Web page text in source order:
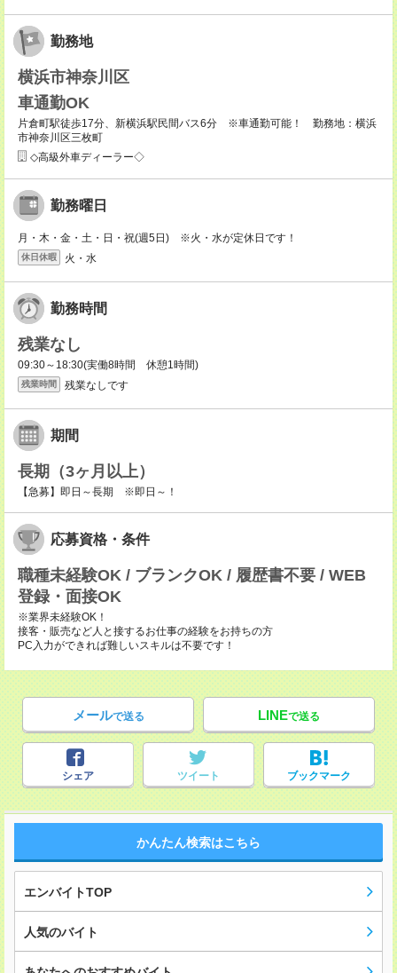
勤務地
横浜市神奈川区
車通勤OK
片倉町駅徒歩17分、新横浜駅民間バス6分 ※車通勤可能！ 勤務地：横浜
市神奈川区三枚町
◇高級外車ディーラー◇
勤務曜日
月・木・金・土・日・祝(週5日) ※火・水が定休日です！
休日休暇 火・水
勤務時間
残業なし
09:30～18:30(実働8時間 休憩1時間)
残業時間 残業なしです
期間
長期（3ヶ月以上）
【急募】即日～長期 ※即日～！
応募資格・条件
職種未経験OK / ブランクOK / 履歴書不要 / WEB
登録・面接OK
※業界未経験OK！
接客・販売など人と接するお仕事の経験をお持ちの方
PC入力ができれば難しいスキルは不要です！
メールで送る LINEで送る
シェア ツイート ブックマーク
かんたん検索はこちら
エンバイトTOP
人気のバイト